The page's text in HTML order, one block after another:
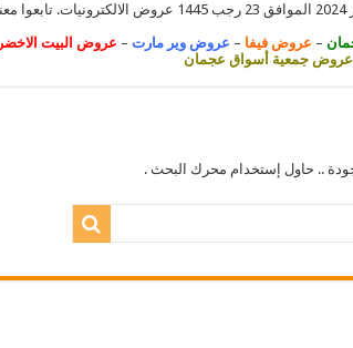
– عروض فيفا – عروض وير مارت – عروض البيت الاخضر
عروض جمعية أسواق عجمان
.. حاول إستخدام محرك البحث .